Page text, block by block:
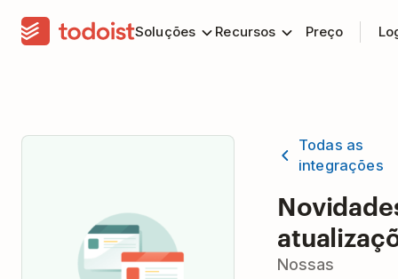
Soluções Recursos Preço
Todas as
integrações
Nossas